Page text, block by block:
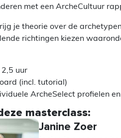
met een ArcheCultuur
je theorie over de
richtingen kiezen
uur
(incl. tutorial)
ArcheSelect profielen
masterclass:
Janine Zoer